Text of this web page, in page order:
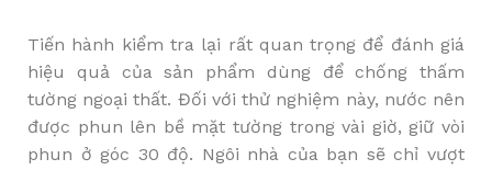
Tiến hành kiểm tra lại rất quan trọng để đánh giá
hiệu quả của sản phẩm dùng để chống thấm
tường ngoại thất. Đối với thử nghiệm này, nước nên
được phun lên bề mặt tường trong vài giờ, giữ vòi
phun ở góc 30 độ. Ngôi nhà của bạn sẽ chỉ vượt